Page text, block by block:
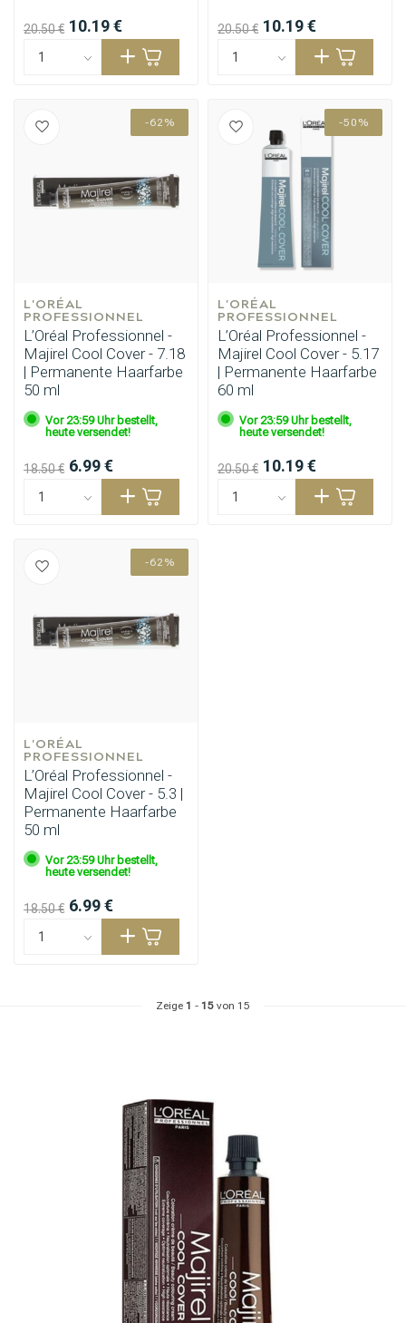
20.50 € 10.19 € 20.50 € 10.19 €
-62%
L'ORÉAL
PROFESSIONNEL
L’Oréal Professionnel -
Majirel Cool Cover - 7.18
| Permanente Haarfarbe
50 ml
Vor 23:59 Uhr bestellt,
heute versendet!
18.50 € 6.99 €
-50%
L'ORÉAL
PROFESSIONNEL
L’Oréal Professionnel -
Majirel Cool Cover - 5.17
| Permanente Haarfarbe
60 ml
Vor 23:59 Uhr bestellt,
heute versendet!
20.50 € 10.19 €
-62%
L'ORÉAL
PROFESSIONNEL
L’Oréal Professionnel -
Majirel Cool Cover - 5.3 |
Permanente Haarfarbe
50 ml
Vor 23:59 Uhr bestellt,
heute versendet!
18.50 € 6.99 €
Zeige 1 - 15 von 15